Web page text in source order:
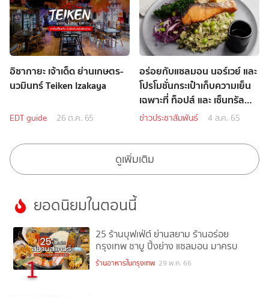
อิซากายะ เจ้าเด็ด ย่านเกษตร-
นวมินทร์ Teiken Izakaya
EDT guide 26 ต.ค. 65
อร่อยกับแซลมอน นอร์เวย์ และ
โปรโมชั่นกระเป๋าเก็บความเย็น
เฉพาะที่ ท็อปส์ และ เซ็นทรัล
ฟู้ด ฮอลล์
ข่าวประชาสัมพันธ์ 4 ส.ค. 65
ดูเพิ่มเติม
ยอดนิยมในตอนนี้
1
25 ร้านบุฟเฟ่ต์ ย่านสยาม ร้านอร่อย
กรุงเทพ ชาบู ปิ้งย่าง แซลมอน มาครบ
ร้านอาหารในกรุงเทพ 29 พ.ค. 66